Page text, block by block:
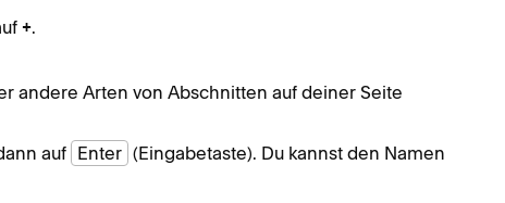
+.
andere Arten von Abschnitten auf deiner Seite
auf Enter (Eingabetaste). Du kannst den Namen